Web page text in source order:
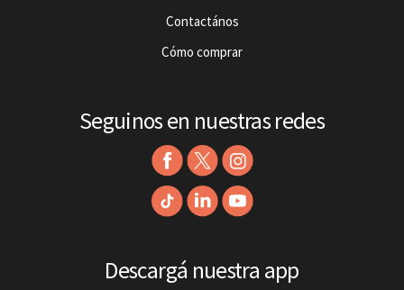
Contactános
Cómo comprar
Seguinos en nuestras redes
Descargá nuestra app